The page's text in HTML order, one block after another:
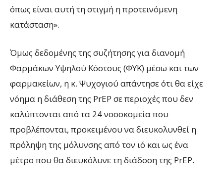
όπως είναι αυτή τη στιγμή η προτεινόμενη
κατάσταση».
Όμως δεδομένης της συζήτησης για διανομή
Φαρμάκων Υψηλού Κόστους (ΦΥΚ) μέσω και των
φαρμακείων, η κ. Ψυχογιού απάντησε ότι θα είχε
νόημα η διάθεση της PrEP σε περιοχές που δεν
καλύπτονται από τα 24 νοσοκομεία που
προβλέπονται, προκειμένου να διευκολυνθεί η
πρόληψη της μόλυνσης από τον ιό και ως ένα
μέτρο που θα διευκόλυνε τη διάδοση της PrEP.